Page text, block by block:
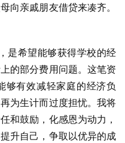
向亲戚朋友借贷来凑齐。
是希望能够获得学校的经
的部分费用问题。这笔资
够有效减轻家庭的经济负
为生计而过度担忧。我将
和鼓励，化感恩为动力，
升自己，争取以优异的成